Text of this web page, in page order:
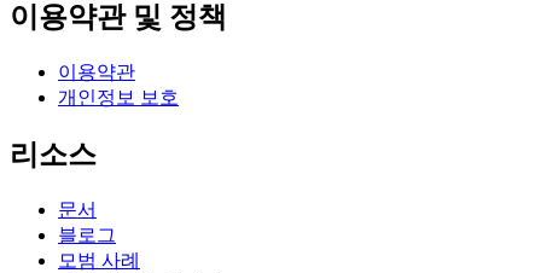
이용약관 및 정책
이용약관
개인정보 보호
리소스
문서
블로그
모범 사례